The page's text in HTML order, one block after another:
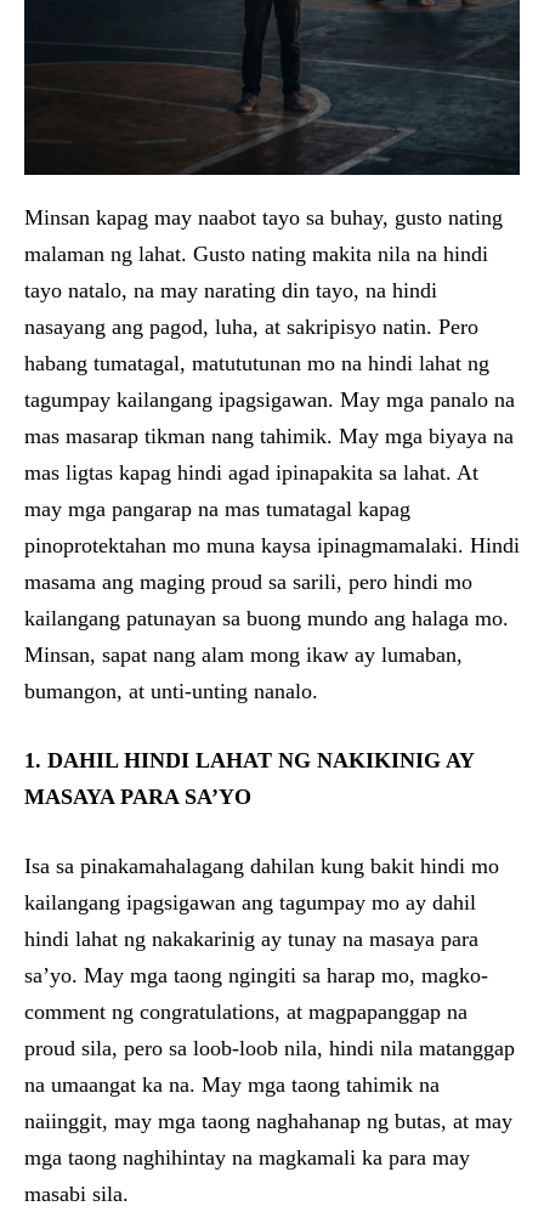
Minsan kapag may naabot tayo sa buhay, gusto nating
malaman ng lahat. Gusto nating makita nila na hindi
tayo natalo, na may narating din tayo, na hindi
nasayang ang pagod, luha, at sakripisyo natin. Pero
habang tumatagal, matututunan mo na hindi lahat ng
tagumpay kailangang ipagsigawan. May mga panalo na
mas masarap tikman nang tahimik. May mga biyaya na
mas ligtas kapag hindi agad ipinapakita sa lahat. At
may mga pangarap na mas tumatagal kapag
pinoprotektahan mo muna kaysa ipinagmamalaki. Hindi
masama ang maging proud sa sarili, pero hindi mo
kailangang patunayan sa buong mundo ang halaga mo.
Minsan, sapat nang alam mong ikaw ay lumaban,
bumangon, at unti-unting nanalo.
1. DAHIL HINDI LAHAT NG NAKIKINIG AY
MASAYA PARA SA’YO
Isa sa pinakamahalagang dahilan kung bakit hindi mo
kailangang ipagsigawan ang tagumpay mo ay dahil
hindi lahat ng nakakarinig ay tunay na masaya para
sa’yo. May mga taong ngingiti sa harap mo, magko-
comment ng congratulations, at magpapanggap na
proud sila, pero sa loob-loob nila, hindi nila matanggap
na umaangat ka na. May mga taong tahimik na
naiinggit, may mga taong naghahanap ng butas, at may
mga taong naghihintay na magkamali ka para may
masabi sila.